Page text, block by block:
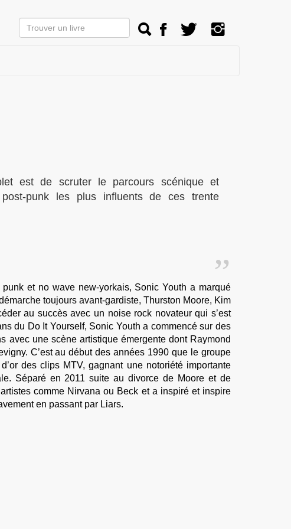
est de scruter le parcours scénique et
punk les plus influents de ces trente
et no wave new-yorkais, Sonic Youth a marqué
toujours avant-gardiste, Thurston Moore, Kim
au succès avec un noise rock novateur qui s’est
du Do It Yourself, Sonic Youth a commencé sur des
avec une scène artistique émergente dont Raymond
C’est au début des années 1990 que le groupe
des clips MTV, gagnant une notoriété importante
Séparé en 2011 suite au divorce de Moore et de
comme Nirvana ou Beck et a inspiré et inspire
en passant par Liars.